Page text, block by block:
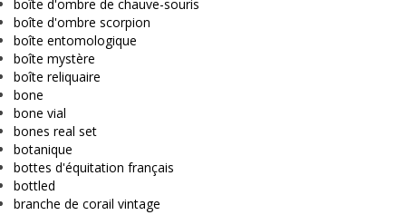
boîte d'ombre de chauve-souris
boîte d'ombre scorpion
boîte entomologique
boîte mystère
boîte reliquaire
bone
bone vial
bones real set
botanique
bottes d'équitation français
bottled
branche de corail vintage